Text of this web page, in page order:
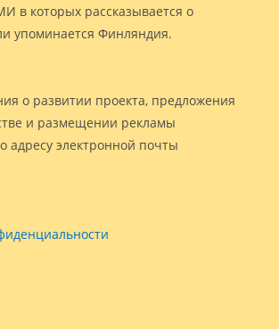
в которых рассказывается о
упоминается Финляндия.
о развитии проекта, предложения
и размещении рекламы
адресу электронной почты